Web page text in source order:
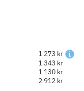
1 273 kr
1 343 kr
1 130 kr
2 912 kr